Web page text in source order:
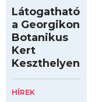
Látogatható
a Georgikon
Botanikus
Kert
Keszthelyen
HÍREK